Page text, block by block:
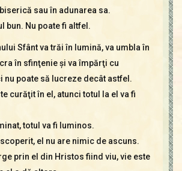
sau în adunarea sa.
bun. Nu poate fi altfel.
Sfânt va trăi în lumină, va umbla în
în sfinţenie şi va împărţi cu
nu poate să lucreze decât astfel.
curăţit în el, atunci totul la el va fi
totul va fi luminos.
el nu are nimic de ascuns.
prin el din Hristos fiind viu, vie este